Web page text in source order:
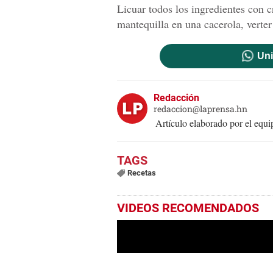
Licuar todos los ingredientes con
mantequilla en una cacerola,
Redacción
redaccion@laprensa.hn
Artículo elaborado por el
Recetas
VIDEOS RECOMENDADOS